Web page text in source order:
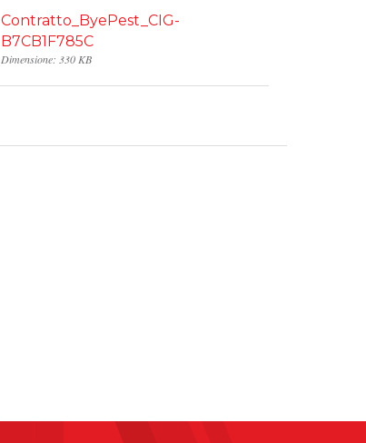
Contratto_ByePest_CIG-
B7CB1F785C
Dimensione: 330 KB